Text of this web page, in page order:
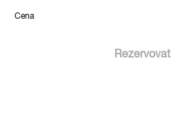
Cena
Rezervovat